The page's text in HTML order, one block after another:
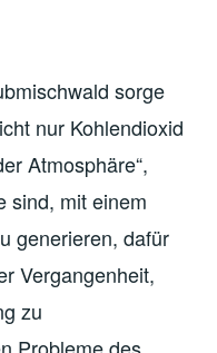
sorge
nur Kohlendioxid
Atmosphäre“,
sind, mit einem
generieren, dafür
Vergangenheit,
zu
Probleme des